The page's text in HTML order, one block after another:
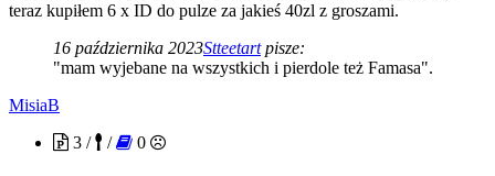
teraz kupiłem 6 x ID do pulze za jakieś 40zl z groszami.
16 października 2023Stteetartpisze:
"mam wyjebane na wszystkich i pierdole też Famasa".
MisiaB
3 /
/ 0